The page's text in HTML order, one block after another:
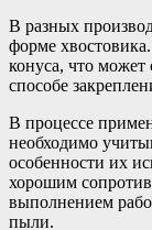
В разных
форме
конуса, что может
способе
В процессе
необходимо
особенности их
хорошим
выполнением
пыли.